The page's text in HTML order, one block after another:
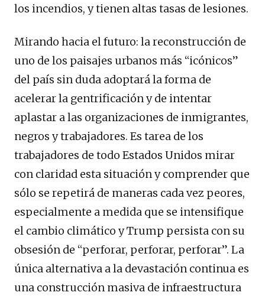
los incendios, y tienen altas tasas de lesiones.
Mirando hacia el futuro: la reconstrucción de
uno de los paisajes urbanos más “icónicos”
del país sin duda adoptará la forma de
acelerar la gentrificación y de intentar
aplastar a las organizaciones de inmigrantes,
negros y trabajadores. Es tarea de los
trabajadores de todo Estados Unidos mirar
con claridad esta situación y comprender que
sólo se repetirá de maneras cada vez peores,
especialmente a medida que se intensifique
el cambio climático y Trump persista con su
obsesión de “perforar, perforar, perforar”. La
única alternativa a la devastación continua es
una construcción masiva de infraestructura